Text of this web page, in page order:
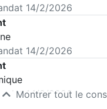
14/2/2026
14/2/2026
14/2/2026
Montrer tout le